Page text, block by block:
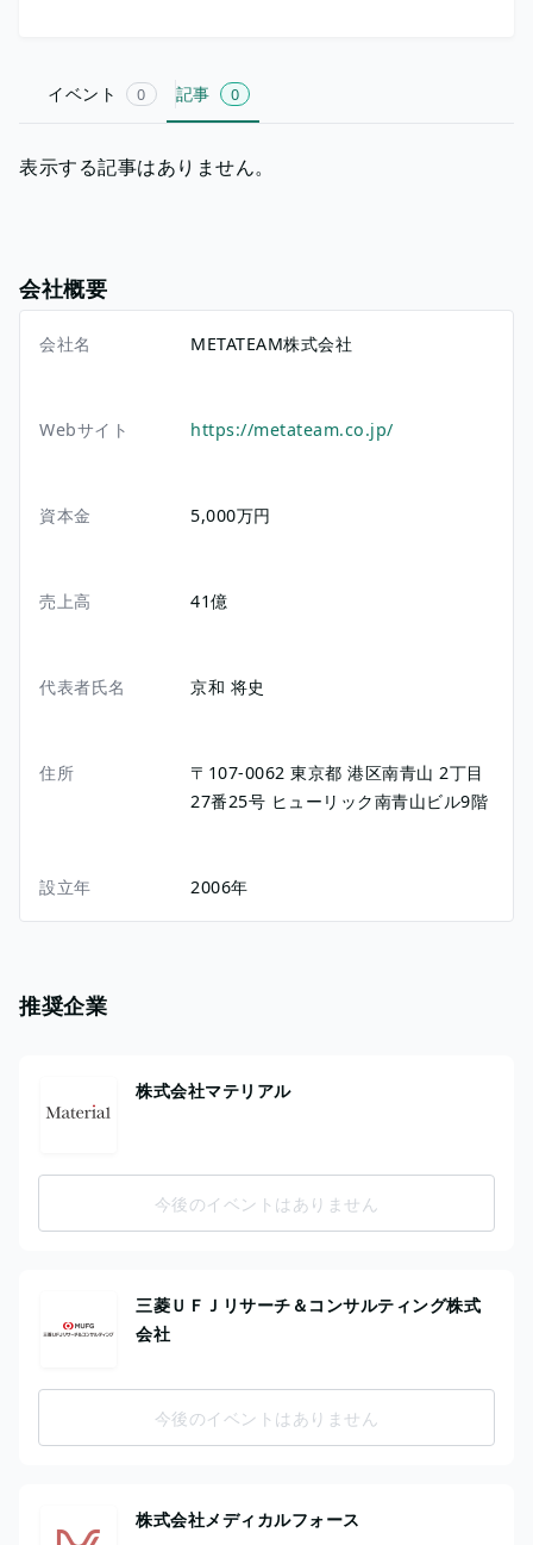
イベント 0 記事 0
表示する記事はありません。
会社概要
会社名 METATEAM株式会社
Webサイト https://metateam.co.jp/
資本金 5,000万円
売上高 41億
代表者氏名 京和 将史
住所 〒107-0062東京都港区南青山 2丁目
27番25号 ヒューリック南青山ビル9階
設立年 2006年
推奨企業
株式会社マテリアル
今後のイベントはありません
三菱ＵＦＪリサーチ＆コンサルティング株式
会社
今後のイベントはありません
株式会社メディカルフォース